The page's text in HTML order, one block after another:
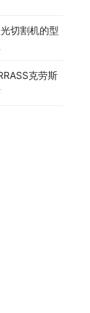
切割机的型
克劳斯